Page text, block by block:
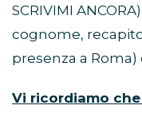
SCRIVIMI
cognome,
presenza a
Vi ricordiamo